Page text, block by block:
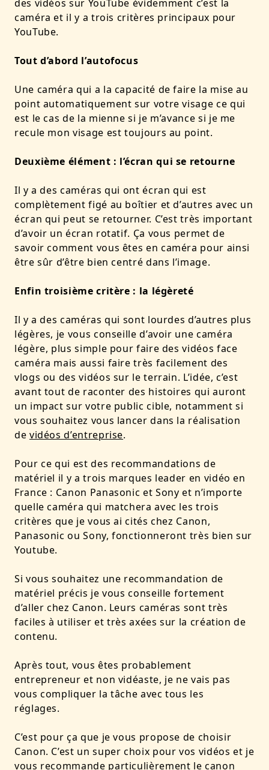
des vidéos sur YouTube évidemment c’est la
caméra et il y a trois critères principaux pour
YouTube.
Tout d’abord l’autofocus
Une caméra qui a la capacité de faire la mise au
point automatiquement sur votre visage ce qui
est le cas de la mienne si je m’avance si je me
recule mon visage est toujours au point.
Deuxième élément : l’écran qui se retourne
Il y a des caméras qui ont écran qui est
complètement figé au boîtier et d’autres avec un
écran qui peut se retourner. C’est très important
d’avoir un écran rotatif. Ça vous permet de
savoir comment vous êtes en caméra pour ainsi
être sûr d’être bien centré dans l’image.
Enfin troisième critère : la légèreté
Il y a des caméras qui sont lourdes d’autres plus
légères, je vous conseille d’avoir une caméra
légère, plus simple pour faire des vidéos face
caméra mais aussi faire très facilement des
vlogs ou des vidéos sur le terrain. L’idée, c’est
avant tout de raconter des histoires qui auront
un impact sur votre public cible, notamment si
vous souhaitez vous lancer dans la réalisation
de vidéos d’entreprise.
Pour ce qui est des recommandations de
matériel il y a trois marques leader en vidéo en
France : Canon Panasonic et Sony et n’importe
quelle caméra qui matchera avec les trois
critères que je vous ai cités chez Canon,
Panasonic ou Sony, fonctionneront très bien sur
Youtube.
Si vous souhaitez une recommandation de
matériel précis je vous conseille fortement
d’aller chez Canon. Leurs caméras sont très
faciles à utiliser et très axées sur la création de
contenu.
Après tout, vous êtes probablement
entrepreneur et non vidéaste, je ne vais pas
vous compliquer la tâche avec tous les
réglages.
C’est pour ça que je vous propose de choisir
Canon. C’est un super choix pour vos vidéos et je
vous recommande particulièrement le canon